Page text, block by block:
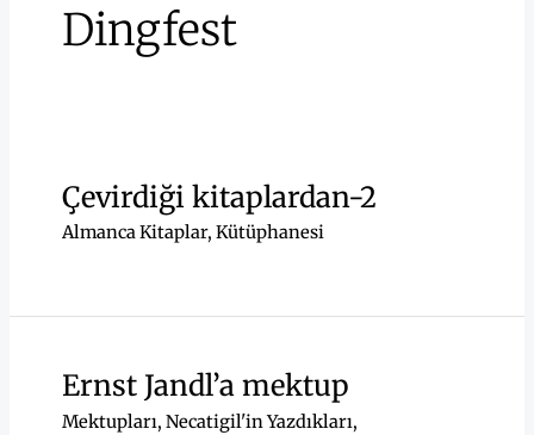
Dingfest
Çevirdiği kitaplardan-2
Almanca Kitaplar, Kütüphanesi
Ernst Jandl’a mektup
Mektupları, Necatigil'in Yazdıkları,